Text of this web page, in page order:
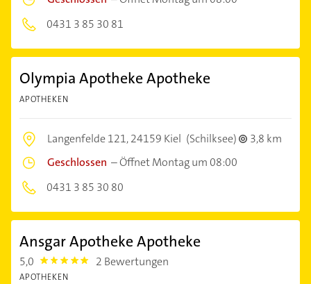
0431 3 85 30 81
Olympia Apotheke Apotheke
APOTHEKEN
Langenfelde 121,24159 Kiel (Schilksee)
3,8 km
Geschlossen –Öffnet Montag um 08:00
0431 3 85 30 80
Ansgar Apotheke Apotheke
5,0 5.0 2 Bewertungen
APOTHEKEN